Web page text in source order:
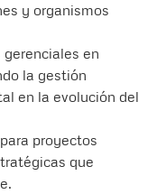
y organismos
en
la gestión
en la evolución del
proyectos
que